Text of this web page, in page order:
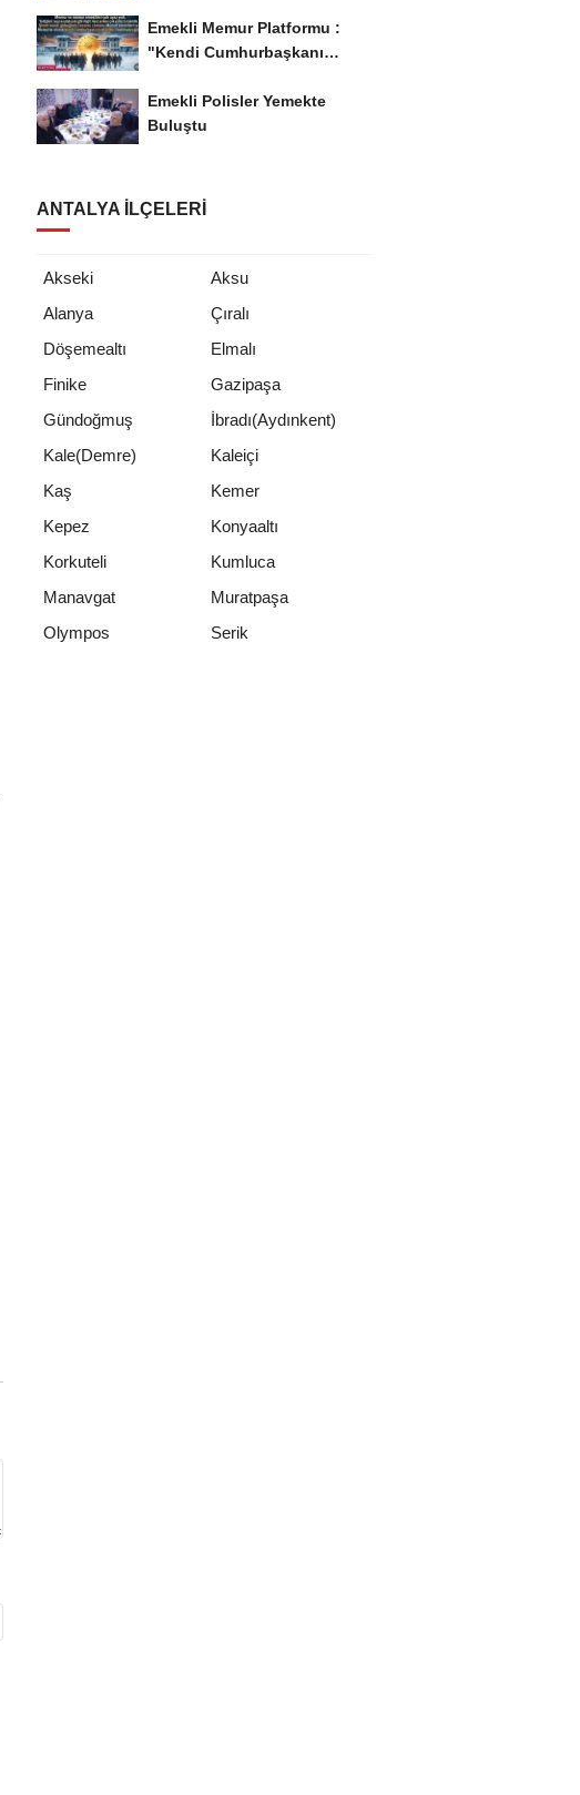
Emekli Memur Platformu :
"Kendi Cumhurbaşkanı
Emekli Polisler Yemekte
Buluştu
ANTALYA İLÇELERI
Akseki
Aksu
Alanya
Çıralı
Döşemealtı
Elmalı
Finike
Gazipaşa
Gündoğmuş
İbradı(Aydınkent)
Kale(Demre)
Kaleiçi
Kaş
Kemer
Kepez
Konyaaltı
Korkuteli
Kumluca
Manavgat
Muratpaşa
Olympos
Serik